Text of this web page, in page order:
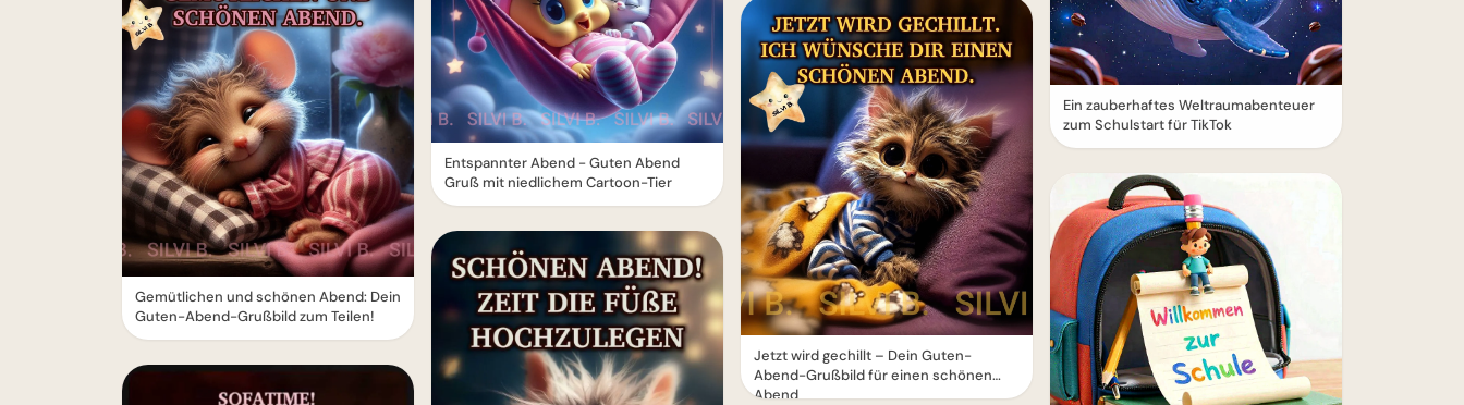
Gemütlichen und schönen Abend: Dein
Guten-Abend-Grußbild zum Teilen!
Entspannter Abend - Guten Abend
Gruß mit niedlichem Cartoon-Tier
Jetzt wird gechillt – Dein Guten-
Abend-Grußbild für einen schönen
Abend
Ein zauberhaftes Weltraumabenteuer
zum Schulstart für TikTok